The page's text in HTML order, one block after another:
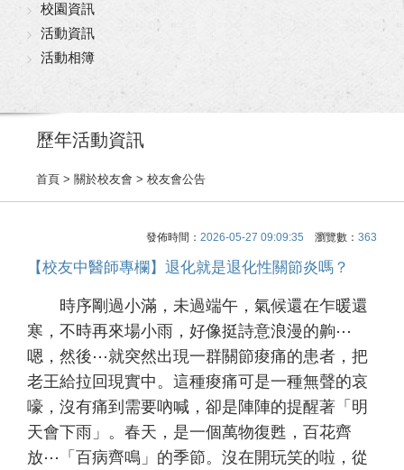
校園資訊
活動資訊
活動相簿
歷年活動資訊
首頁 > 關於校友會 > 校友會公告
發佈時間： 2026-05-27 09:09:35 瀏覽數： 363
【校友中醫師專欄】退化就是退化性關節炎嗎？
時序剛過小滿，未過端午，氣候還在乍暖還
寒，不時再來場小雨，好像挺詩意浪漫的齁⋯
嗯，然後⋯就突然出現一群關節痠痛的患者，把
老王給拉回現實中。這種痠痛可是一種無聲的哀
嚎，沒有痛到需要吶喊，卻是陣陣的提醒著「明
天會下雨」。春天，是一個萬物復甦，百花齊
放⋯「百病齊鳴」的季節。沒在開玩笑的啦，從